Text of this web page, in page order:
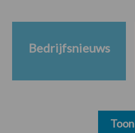
Bedrijfsnieuws